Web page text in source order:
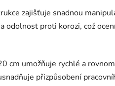
zajišťuje snadnou
odolnost proti korozi, což
cm umožňuje rychlé a
přizpůsobení